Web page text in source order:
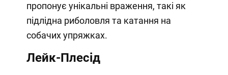
пропонує унікальні враження, такі як
підлідна риболовля та катання на
собачих упряжках.
Лейк-Плесід